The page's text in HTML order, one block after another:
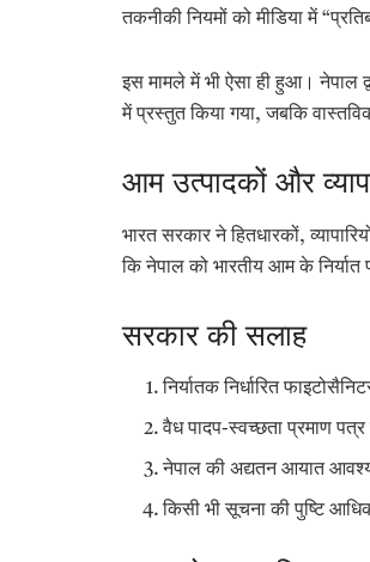
तकनीकी नियमों को मीडिया में
इस मामले में भी ऐसा ही हुआ। नेपाल
में प्रस्तुत किया गया, जबकि
आम उत्पादकों और
भारत सरकार ने हितधारकों,
कि नेपाल को भारतीय आम के निर्यात
सरकार की सलाह
निर्यातक निर्धारित
वैध पादप-स्वच्छता प्रमाण पत्र
नेपाल की अद्यतन आयात
किसी भी सूचना की पुष्टि